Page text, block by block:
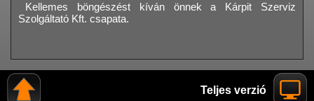
Kellemes böngészést kíván önnek a Kárpit Szerviz
Szolgáltató Kft. csapata.
Teljes verzió